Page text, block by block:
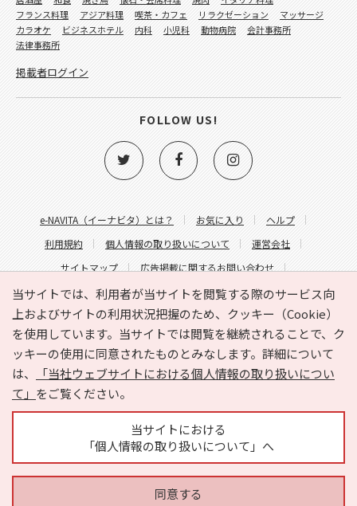
当サイトでは、利用者が当サイトを閲覧する際のサービス向
上およびサイトの利用状況把握のため、クッキー（Cookie）
を使用しています。当サイトでは閲覧を継続されることで、ク
ッキーの使用に同意されたものとみなします。詳細について
は、
「当社ウェブサイトにおける個人情報の取り扱いについ
て」 をご覧ください。
当サイトにおける
「個人情報の取り扱いについて」へ
同意する
e-NAVITA（イーナビタ）とは？ お気に入り
ヘルプ
利用規約
個人情報の取り扱いについて
運営会社
サイトマップ
広告掲載に関するお問い合わせ
サイトの内容に関するお問い合わせ
フランス料理
アジア料理 喫茶・カフェ リラクゼーション
マッサージ
カラオケ
ビジネスホテル 内科 小児科 動物病院
会計事務所
法律事務所
掲載者ログイン
FOLLOW US!
Copyright © HYOJITO.Co.,Ltd. All Rights Reserved.